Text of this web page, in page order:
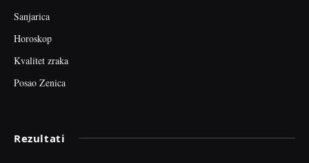
Sanjarica
Horoskop
Kvalitet zraka
Posao Zenica
Rezultati